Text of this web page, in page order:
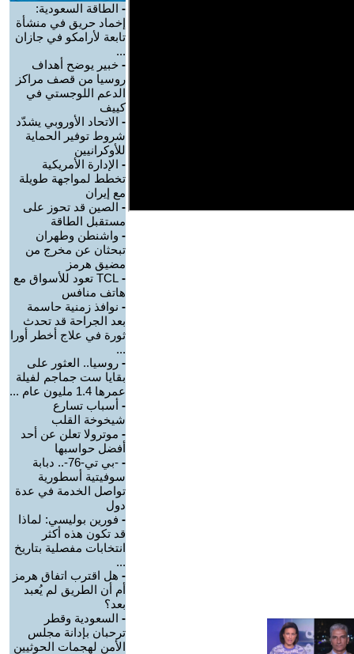
- الطاقة السعودية:
إخماد حريق في منشأة
تابعة لأرامكو في جازان
...
- خبير يوضح أهداف
روسيا من قصف مراكز
الدعم اللوجستي في
كييف
- الاتحاد الأوروبي يشدّد
شروط توفير الحماية
للأوكرانيين
- الإدارة الأمريكية
تخطط لمواجهة طويلة
مع إيران
- الصين قد تحوز على
مستقبل الطاقة
- واشنطن وطهران
تبحثان عن مخرج من
مضيق هرمز
-
TCL تعود للأسواق مع
هاتف منافس
- نوافذ زمنية حاسمة
بعد الجراحة قد تحدث
ثورة في علاج أخطر أورا
...
- روسيا.. العثور على
بقايا ست جماجم لفيلة
عمرها 1.4 مليون عام ...
- أسباب تسارع
شيخوخة القلب
- موترولا تعلن عن أحد
أفضل حواسبها
-
-بي تي-76-.. دبابة
سوفيتية أسطورية
تواصل الخدمة في عدة
دول
- فورين بوليسي: لماذا
قد تكون هذه أكثر
انتخابات مفصلية بتاريخ
...
- هل اقترب اتفاق هرمز
أم أن الطريق لم يُعبد
بعد؟
- السعودية وقطر
ترحبان بإدانة مجلس
الأمن لهجمات الحوثيين